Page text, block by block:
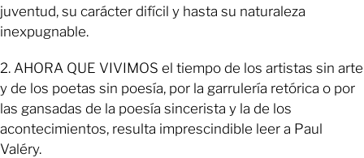
juventud, su carácter difícil y hasta su naturaleza
inexpugnable.
2. AHORA QUE VIVIMOS el tiempo de los artistas sin arte
y de los poetas sin poesía, por la garrulería retórica o por
las gansadas de la poesía sincerista y la de los
acontecimientos, resulta imprescindible leer a Paul
Valéry.